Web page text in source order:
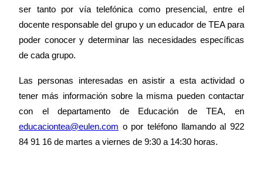
ser tanto por vía telefónica como presencial, entre el
docente responsable del grupo y un educador de TEA para
poder conocer y determinar las necesidades específicas
de cada grupo.
Las personas interesadas en asistir a esta actividad o
tener más información sobre la misma pueden contactar
con el departamento de Educación de TEA, en
educaciontea@eulen.com o por teléfono llamando al 922
84 91 16 de martes a viernes de 9:30 a 14:30 horas.